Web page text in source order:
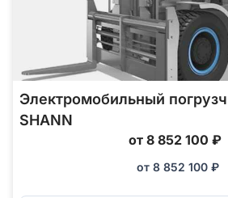
Электромобильный
SHANN
от 8 852 100 ₽
от 8 852 100 ₽